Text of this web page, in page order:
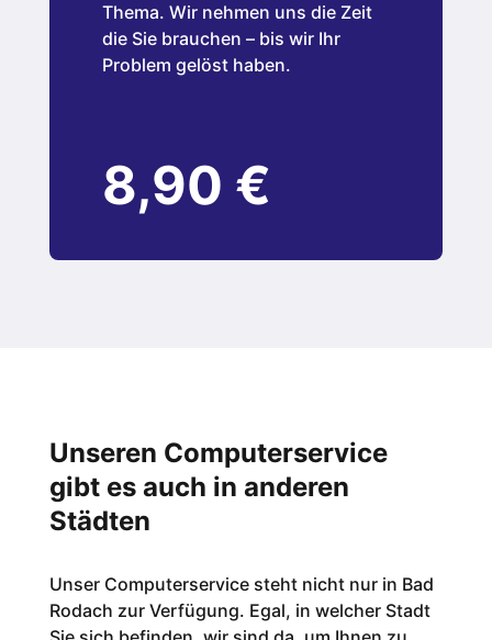
Thema. Wir nehmen uns die Zeit
die Sie brauchen – bis wir Ihr
Problem gelöst haben.
8,90 €
Unseren Computerservice
gibt es auch in anderen
Städten
Unser Computerservice steht nicht nur in Bad
Rodach zur Verfügung. Egal, in welcher Stadt